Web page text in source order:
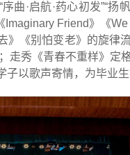
·启航·药心初发”“扬帆
Imaginary Friend》《
《别怕变老》的旋律
走秀《青春不重样》定
以歌声寄情，为毕业生